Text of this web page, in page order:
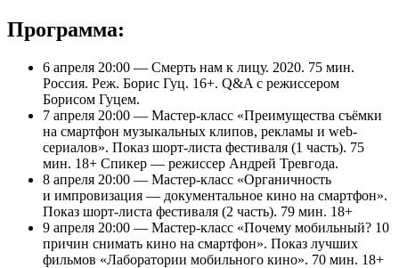
Программа:
6 апреля 20:00 — Смерть нам к лицу. 2020. 75 мин.
Россия. Реж. Борис Гуц. 16+. Q&A с режиссером
Борисом Гуцем.
7 апреля 20:00 — Мастер-класс «Преимущества съёмки
на смартфон музыкальных клипов, рекламы и web-
сериалов». Показ шорт-листа фестиваля (1 часть). 75
мин. 18+ Спикер — режиссер Андрей Тревгода.
8 апреля 20:00 — Мастер-класс «Органичность
и импровизация — документальное кино на смартфон».
Показ шорт-листа фестиваля (2 часть). 79 мин. 18+
9 апреля 20:00 — Мастер-класс «Почему мобильный? 10
причин снимать кино на смартфон». Показ лучших
фильмов «Лаборатории мобильного кино». 70 мин. 18+